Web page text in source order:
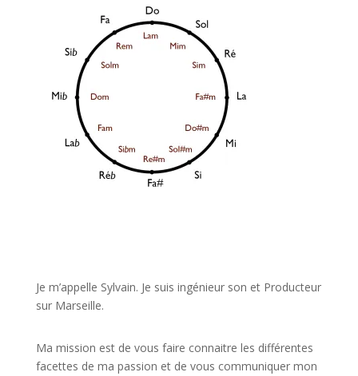
Je m’appelle Sylvain. Je suis ingénieur son et Producteur
sur Marseille.
Ma mission est de vous faire connaitre les différentes
facettes de ma passion et de vous communiquer mon